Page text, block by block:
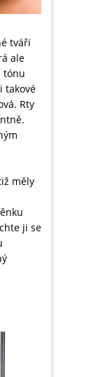
tváři
ale
tónu
takové
Rty
měly
ji se